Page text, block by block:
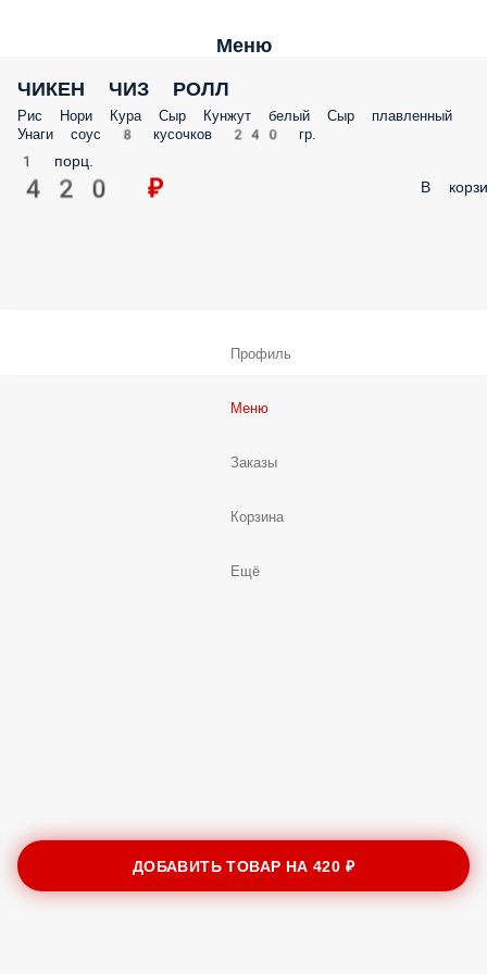
Меню
ЧИКЕН ЧИЗ РОЛЛ
Рис Нори Кура Сыр Кунжут белый Сыр плавленный
Унаги соус 8 кусочков 240 гр.
1 порц.
420 ₽ В
ДОБАВИТЬ ТОВАР НА420 ₽
Профиль
Меню
Заказы
Корзина
Ещё